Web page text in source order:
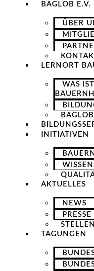
BAGLOB E.V.
ÜBER
LERNORT
WAS
INITIATIVEN
AKTUELLES
NEWS
PRESSE
TAGUNGEN